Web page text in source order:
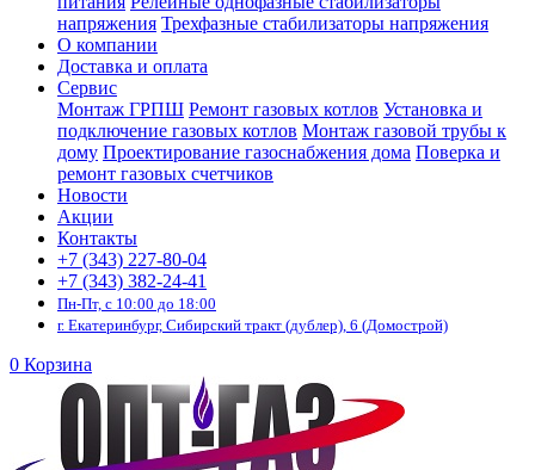
напряжения Трехфазные стабилизаторы напряжения
О компании
Доставка и оплата
Сервис
Монтаж ГРПШ Ремонт газовых котлов Установка и
подключение газовых котлов Монтаж газовой трубы к
дому Проектирование газоснабжения дома Поверка и
ремонт газовых счетчиков
Новости
Акции
Контакты
+7 (343) 227-80-04
+7 (343) 382-24-41
Пн-Пт, с 10:00 до 18:00
г. Екатеринбург, Сибирский тракт (дублер), 6 (Домострой)
0 Корзина